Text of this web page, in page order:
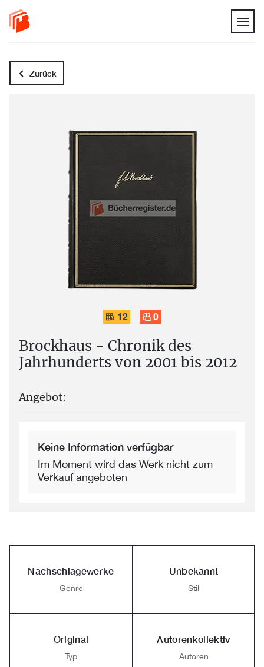
Zurück
12 0
Brockhaus - Chronik des
Jahrhunderts von 2001 bis 2012
Angebot:
Keine Information verfügbar
Im Moment wird das Werk nicht zum
Verkauf angeboten
Nachschlagewerke
Genre
Unbekannt
Stil
Original
Typ
Autorenkollektiv
Autoren